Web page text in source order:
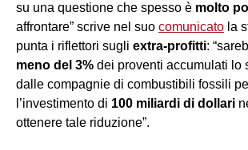
su una questione che spesso è molto
affrontare” scrive nel suo comunicato la
punta i riflettori sugli extra-profitti:
meno del 3% dei proventi accumulati lo
dalle compagnie di combustibili fossili
l’investimento di 100 miliardi di dollari
ottenere tale riduzione”.